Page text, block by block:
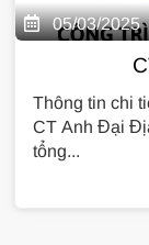
05/03/2025
Thông tin chi
CT Anh Đại
tổng...